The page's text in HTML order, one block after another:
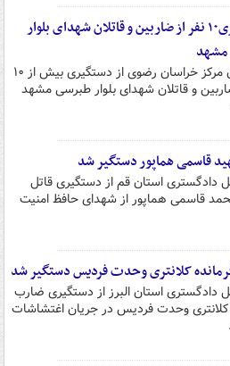
دستگیری۱۰ نفر از ضاربین و قاتلان شهدای بلوار
دادستان مرکز خراسان رضوی از دستگیری بیش از ۱۰
و قاتلان شهدای بلوار طبرسی مشهد
قاسمی هماپور دستگیر شد
دادگستری استان قم از دستگیری قاتل
قاسمی هماپور از شهدای حافظ امنیت
کلانتری وحدت فردیس دستگیر شد
دادگستری استان البرز از دستگیری ضارب
کلانتری وحدت فردیس در جریان اغتشاشات